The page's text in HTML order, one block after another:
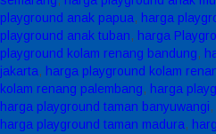
playground anak papua, harga
playground anak tuban, harga
playground kolam renang bandung,
jakarta, harga playground kolam
kolam renang palembang, harga
harga playground taman banyuwangi,
harga playground taman madura,